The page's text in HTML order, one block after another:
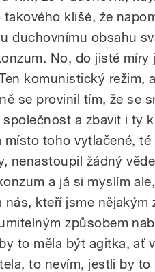
klišé, že
duchovnímu obsahu
No, do jisté míry
komunistický režim,
se provinil tím, že se
a zbavit i ty
toho vytlačené, té
nenastoupil žádný
a já si myslím
kteří jsme nějakým
způsobem
to měla být agitka, ať
to nevím, jestli by to